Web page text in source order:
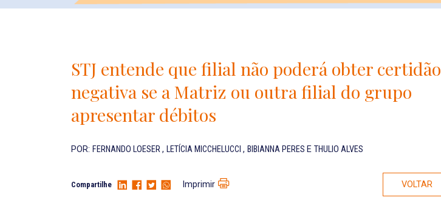
STJ entende que filial não poderá obter certidão
negativa se a Matriz ou outra filial do grupo
apresentar débitos
POR: FERNANDO LOESER, LETÍCIA MICCHELUCCI , BIBIANNA PERES E THULIO ALVES
Compartilhe Imprimir VOLTAR